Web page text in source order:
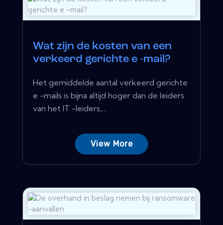
Wat zijn de kosten van een
verkeerd gerichte e -mail?
Het gemiddelde aantal verkeerd gerichte
e -mails is bijna altijd hoger dan de leiders
van het IT -leiders,...
View More